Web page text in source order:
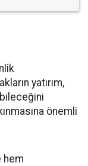
yatırım,
önemli
hem